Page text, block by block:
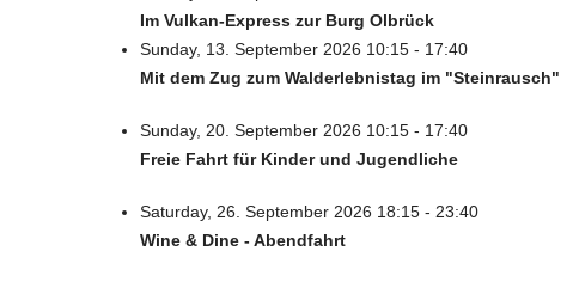
Im Vulkan-Express zur Burg Olbrück
Sunday, 13. September 2026 10:15 - 17:40
Mit dem Zug zum Walderlebnistag im "Steinrausch"
Sunday, 20. September 2026 10:15 - 17:40
Freie Fahrt für Kinder und Jugendliche
Saturday, 26. September 2026 18:15 - 23:40
Wine & Dine - Abendfahrt